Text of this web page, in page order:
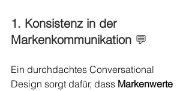
1. Konsistenz in der
Markenkommunikation 💬
Ein durchdachtes Conversational
Design sorgt dafür, dass Markenwerte